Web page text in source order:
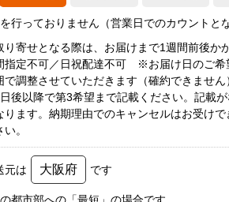
行っておりません（営業日でのカウントと
寄せとなる際は、お届けまで1週間前後か
指定不可／日祝配達不可 ※お届け日のご希
で調整させていただきます（確約できませ
後以降で第3希望まで記載ください。記載
ります。納期理由でのキャンセルはお受け
。
元は 大阪府 です
都市部への「最短」の場合です